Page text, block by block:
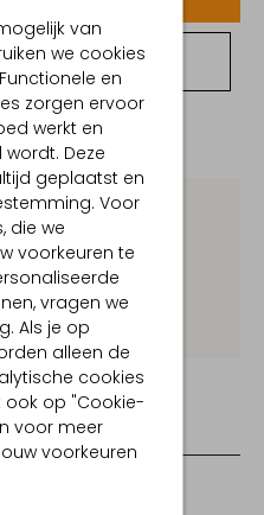
van
we cookies
en
zorgen ervoor
werkt en
Deze
geplaatst en
Voor
die we
voorkeuren te
vragen we
Als je op
alleen de
cookies
ook op "Cookie-
voor meer
voorkeuren
19 boutiques
€ 100,-
dagen